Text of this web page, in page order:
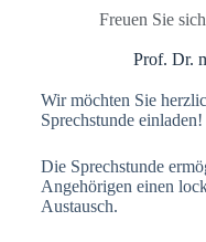
Freuen Sie
Prof. Dr.
Wir möchten Sie
Sprechstunde einladen!
Die Sprechstunde
Angehörigen einen
Austausch.